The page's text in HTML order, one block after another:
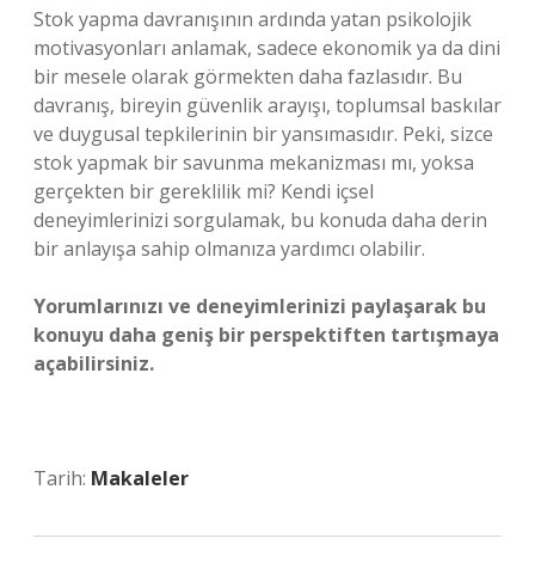
Stok yapma davranışının ardında yatan psikolojik
motivasyonları anlamak, sadece ekonomik ya da dini
bir mesele olarak görmekten daha fazlasıdır. Bu
davranış, bireyin güvenlik arayışı, toplumsal baskılar
ve duygusal tepkilerinin bir yansımasıdır. Peki, sizce
stok yapmak bir savunma mekanizması mı, yoksa
gerçekten bir gereklilik mi? Kendi içsel
deneyimlerinizi sorgulamak, bu konuda daha derin
bir anlayışa sahip olmanıza yardımcı olabilir.
Yorumlarınızı ve deneyimlerinizi paylaşarak bu
konuyu daha geniş bir perspektiften tartışmaya
açabilirsiniz.
Tarih: Makaleler